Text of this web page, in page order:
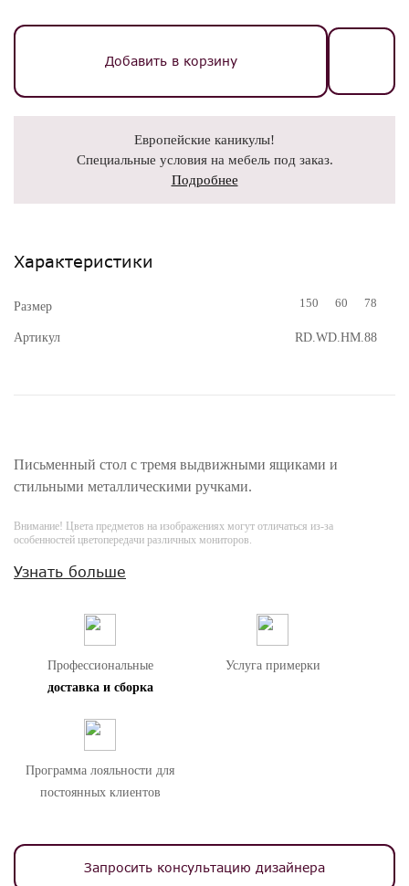
Добавить в корзину
Европейские каникулы!
Специальные условия на мебель под заказ.
Подробнее
Характеристики
Размер 150 60 78
Артикул RD.WD.HM.88
Письменный стол с тремя выдвижными ящиками и
стильными металлическими ручками.
Внимание! Цвета предметов на изображениях могут отличаться из-за
особенностей цветопередачи различных мониторов.
Узнать больше
Профессиональные
доставка и сборка
Услуга примерки
Программа лояльности для
постоянных клиентов
Запросить консультацию дизайнера